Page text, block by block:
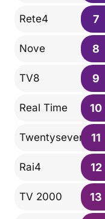
Rete4 7
Nove 8
TV8 9
Real Time 10
Twentyseven 11
Rai4 12
TV 2000 13